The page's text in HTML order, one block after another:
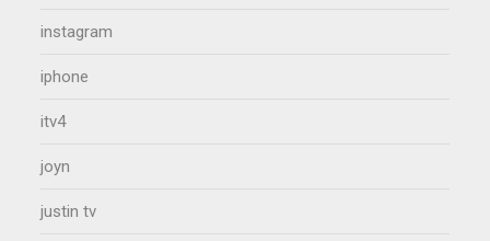
instagram
iphone
itv4
joyn
justin tv